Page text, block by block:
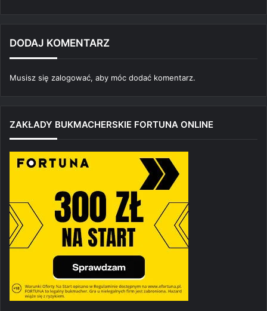
DODAJ KOMENTARZ
Musisz się zalogować, aby móc dodać komentarz.
ZAKŁADY BUKMACHERSKIE FORTUNA ONLINE